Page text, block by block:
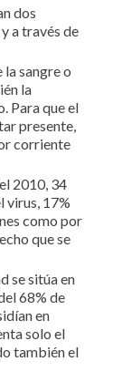
dos
a través de
sangre o
la
Para que el
presente,
corriente
2010, 34
virus, 17%
como por
que se
se sitúa en
68% de
en
solo el
también el